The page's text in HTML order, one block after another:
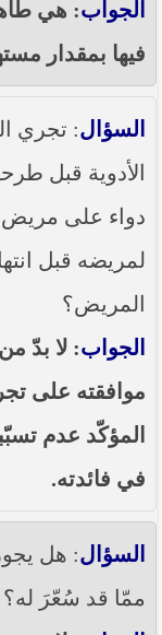
الجواب: هي
فيها بمقدار
السؤال: تجري
الأدوية قبل
دواء على مريض
لمريضه قبل
المريض؟
الجواب: لا بدّ
موافقته على
المؤكّد عدم
في فائدته.
السؤال: هل
ممّا قد سُعّرَ له؟